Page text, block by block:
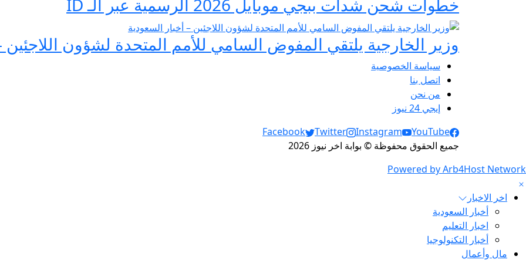
خطوات شحن شدات ببجي موبايل 2026 الرسمية عبر الـ ID
وزير الخارجية يلتقي المفوض السامي للأمم المتحدة لشؤون اللاجئين
سياسة الخصوصية
اتصل بنا
من نحن
إيجي 24 نيوز
Social Links
Facebook Twitter Instagram
YouTube
جميع الحقوق محفوظة © بوابة اخر نيوز 2026
Powered by Arb4Host Network
اخر الاخبار
أخبار السعودية
اخبار التعليم
أخبار التكنولوجيا
مال وأعمال